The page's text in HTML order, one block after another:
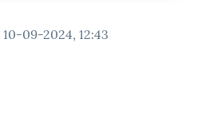
10-09-2024, 12:43